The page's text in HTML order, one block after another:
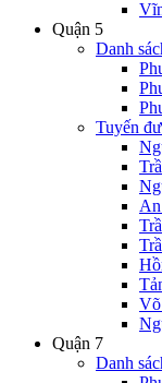
Quận 5
Danh
Tuyến
Quận 7
Danh